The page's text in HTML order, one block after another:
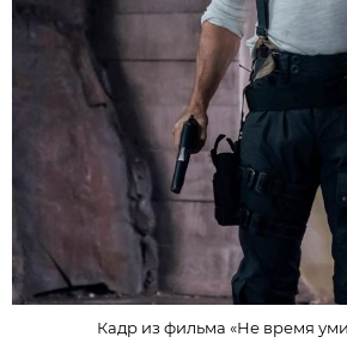
Кадр из фильма «Не время